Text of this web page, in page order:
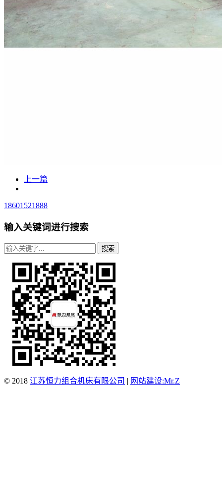
上一篇
18601521888
输入关键词进行搜索
© 2018 江苏恒力组合机床有限公司 | 网站建设:Mr.Z